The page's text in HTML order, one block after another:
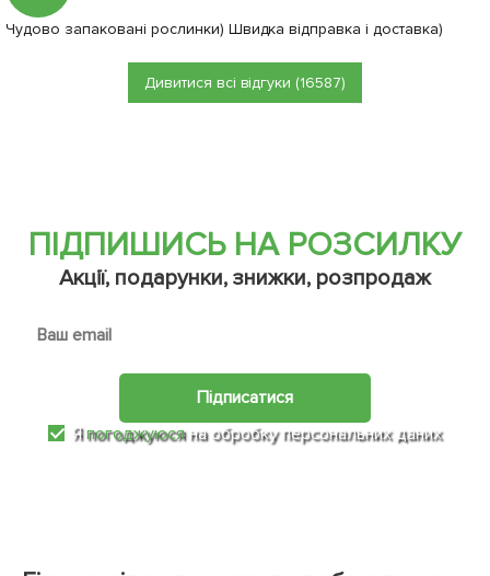
Чудово запаковані рослинки) Швидка відправка і доставка)
Дивитися всі відгуки (16587)
ПІДПИШИСЬ НА РОЗСИЛКУ
Акції, подарунки, знижки, розпродаж
Підписатися
Япогоджуюся на обробку персональних даних